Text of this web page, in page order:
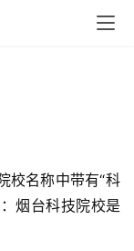
烟台科技院校是